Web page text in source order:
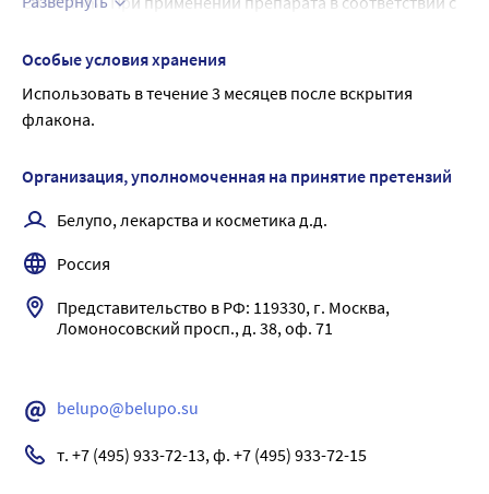
маловероятна. При случайном проглатывании препарата
животе, беспокойство, страх, галлюцинации, судороги,
атаксия, лихорадка, тахикардия, угнетение дыхания.
желудок, вызвав рвоту или промыть желудок, используя
желудочный зонд (под наблюдением врача); обеспечить
необходимую гидратацию. Антидот не известен.
Особые условия хранения
Использовать в течение 3 месяцев после вскрытия
флакона.
Организация, уполномоченная на принятие претензий
Белупо, лекарства и косметика д.д.
Россия
Представительство в РФ: 119330, г. Москва,
Ломоносовский просп., д. 38, оф. 71
belupo@belupo.su
т. +7 (495) 933-72-13, ф. +7 (495) 933-72-15